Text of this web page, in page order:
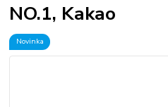
NO.1, Kakao
Novinka